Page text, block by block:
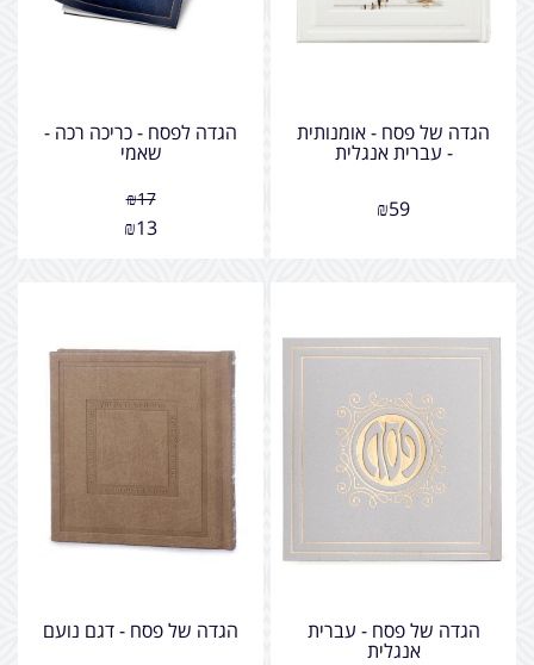
הגדה של פסח - אומנותית
- עברית אנגלית
₪59
הגדה לפסח - כריכה רכה -
שאמי
₪17
₪13
הגדה של פסח - עברית
אנגלית
הגדה של פסח - דגם נועם